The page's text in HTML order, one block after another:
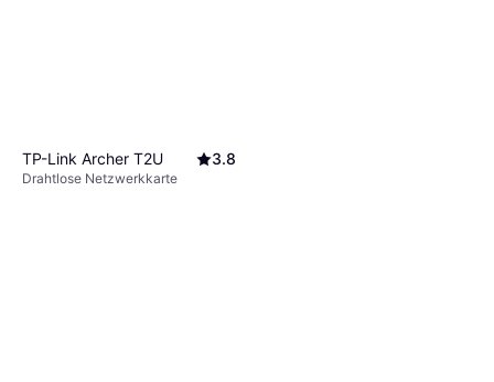
TP-Link Archer T2U 3.8
Drahtlose Netzwerkkarte